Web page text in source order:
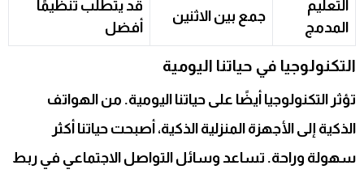
التعليم
المدمج
جمع بين الاثنين
قد يتطلب تنظيمًا
أفضل
التكنولوجيا في حياتنا اليومية
تؤثر التكنولوجيا أيضًا على حياتنا اليومية. من الهواتف
الذكية إلى الأجهزة المنزلية الذكية، أصبحت حياتنا أكثر
سهولة وراحة. تساعد وسائل التواصل الاجتماعي في ربط